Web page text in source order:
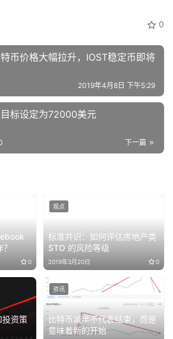
0
币价格大幅拉升，IOST稳定币即将
2019年4月8日 下午5:29
标设定为72000美元
下一篇
0
标准共识：如何评估房地产类
STO 的风险等级
2019年3月20日 0
观点
投资策
比特币减半不代表结束，而是
意味着新的开始
资讯